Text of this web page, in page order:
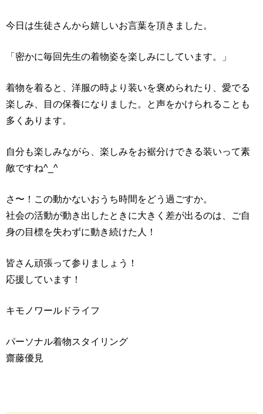
今日は生徒さんから嬉しいお言葉を頂きました。
「密かに毎回先生の着物姿を楽しみにしています。」
着物を着ると、洋服の時より装いを褒められたり、愛でる
楽しみ、目の保養になりました。と声をかけられることも
多くあります。
自分も楽しみながら、楽しみをお裾分けできる装いって素
敵ですね^_^
さ〜！この動かないおうち時間をどう過ごすか。
社会の活動が動き出したときに大きく差が出るのは、ご自
身の目標を失わずに動き続けた人！
皆さん頑張って参りましょう！
応援しています！
キモノワールドライフ
パーソナル着物スタイリング
齋藤優見